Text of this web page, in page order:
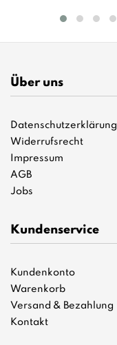
Über uns
Datenschutzerklärung
Widerrufsrecht
Impressum
AGB
Jobs
Kundenservice
Kundenkonto
Warenkorb
Versand & Bezahlung
Kontakt